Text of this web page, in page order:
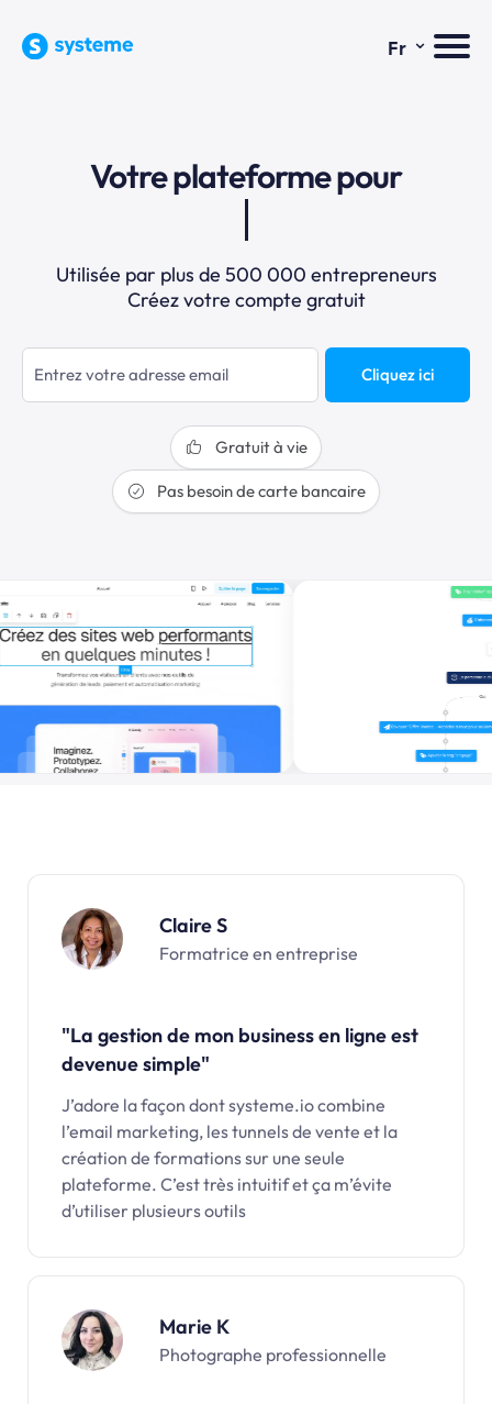
Fr ⌄
Votre plateforme pour
Utilisée par plus de 500 000 entrepreneurs
Créez votre compte gratuit
Cliquez ici
Gratuit à vie
Pas besoin de carte bancaire
Claire S
Formatrice en entreprise
"La gestion de mon business en ligne est
devenue simple"
J’adore la façon dont systeme.io combine
l’email marketing, les tunnels de vente et la
création de formations sur une seule
plateforme. C’est très intuitif et ça m’évite
d’utiliser plusieurs outils
Marie K
Photographe professionnelle